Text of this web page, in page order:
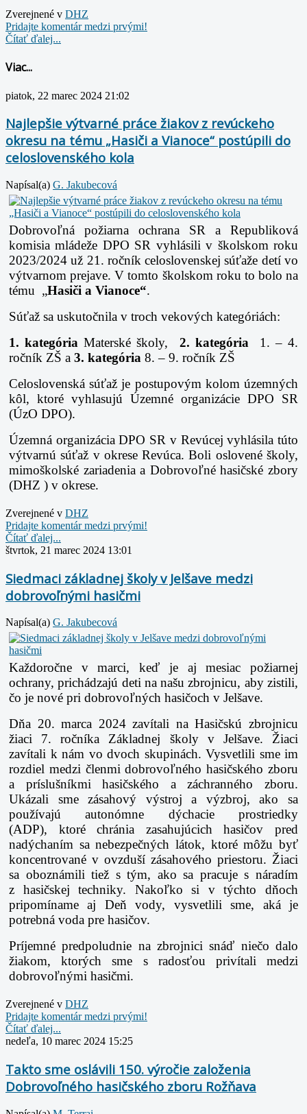
Zverejnené v DHZ
Pridajte komentár medzi prvými!
Čítať ďalej...
Viac...
piatok, 22 marec 2024 21:02
Najlepšie výtvarné práce žiakov z revúckeho
okresu na tému „Hasiči a Vianoce“ postúpili do
celoslovenského kola
Napísal(a) G. Jakubecová
Dobrovoľná požiarna ochrana SR a Republiková
komisia mládeže DPO SR vyhlásili v školskom roku
2023/2024 už 21. ročník celoslovenskej súťaže detí vo
výtvarnom prejave. V tomto školskom roku to bolo na
tému „Hasiči a Vianoce“.
Súťaž sa uskutočnila v troch vekových kategóriách:
1. kategória Materské školy, 2. kategória 1. – 4.
ročník ZŠ a 3. kategória 8. – 9. ročník ZŠ
Celoslovenská súťaž je postupovým kolom územných
kôl, ktoré vyhlasujú Územné organizácie DPO SR
(ÚzO DPO).
Územná organizácia DPO SR v Revúcej vyhlásila túto
výtvarnú súťaž v okrese Revúca. Boli oslovené školy,
mimoškolské zariadenia a Dobrovoľné hasičské zbory
(DHZ ) v okrese.
Zverejnené v DHZ
Pridajte komentár medzi prvými!
Čítať ďalej...
štvrtok, 21 marec 2024 13:01
Siedmaci základnej školy v Jelšave medzi
dobrovoľnými hasičmi
Napísal(a) G. Jakubecová
Každoročne v marci, keď je aj mesiac požiarnej
ochrany, prichádzajú deti na našuzbrojnicu, aby zistili,
čo je nové pri dobrovoľných hasičoch v Jelšave.
Dňa 20. marca 2024 zavítali na Hasičskú zbrojnicu
žiaci 7. ročníka Základnej školy v Jelšave. Žiaci
zavítali k nám vo dvoch skupinách. Vysvetlili sme im
rozdiel medzi členmi dobrovoľného hasičského zboru
a príslušníkmihasičského a záchranného zboru.
Ukázali sme zásahový výstroj a výzbroj, ako sa
používajú autonómne dýchacie prostriedky
(ADP), ktoré chránia zasahujúcich hasičov pred
nadýchaním sa nebezpečných látok, ktoré môžu byť
koncentrované v ovzduší zásahového priestoru. Žiaci
sa oboznámili tiež s tým, ako sa pracuje s náradím
z hasičskej techniky. Nakoľko si v týchto dňoch
pripomíname aj Deň vody, vysvetlili sme, aká je
potrebná voda pre hasičov.
Príjemné predpoludnie na zbrojnici snáď niečo dalo
žiakom, ktorých sme s radosťou privítali medzi
dobrovoľnými hasičmi.
Zverejnené v DHZ
Pridajte komentár medzi prvými!
Čítať ďalej...
nedeľa, 10 marec 2024 15:25
Takto sme oslávili 150. výročie založenia
Dobrovoľného hasičského zboru Rožňava